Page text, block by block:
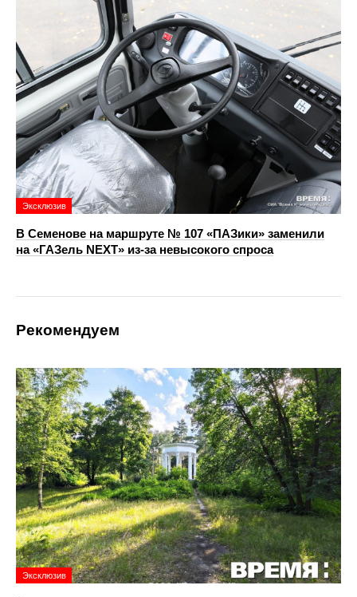
Эксклюзив
В Семенове на маршруте № 107 «ПАЗики» заменили
на «ГАЗель NEXT» из‑за невысокого спроса
Рекомендуем
Эксклюзив